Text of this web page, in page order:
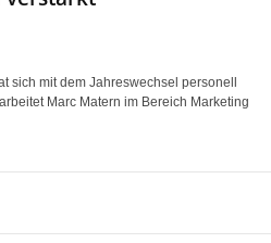
sich mit dem Jahreswechsel personell
Marc Matern im Bereich Marketing